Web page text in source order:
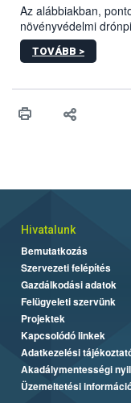
feltételeiről
Az alábbiakban,
növényvédelmi
növényvédelmi és
végzésének
TOVÁBB >
Hivatalunk
Bemutatkozás
Szervezeti felépítés
Gazdálkodási adatok
Felügyeleti szervünk
Projektek
Kapcsolódó linkek
Adatkezelési
Akadálymentességi
Üzemeltetési